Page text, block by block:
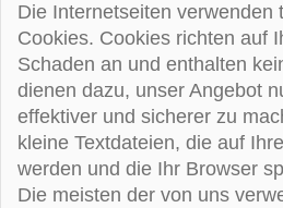
Die Internetseiten verwenden
Cookies. Cookies richten auf
Schaden an und enthalten
dienen dazu, unser Angebot
effektiver und sicherer zu
kleine Textdateien, die auf
werden und die Ihr Browser
Die meisten der von uns